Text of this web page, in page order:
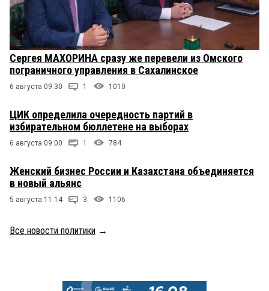
Сергея МАХОРИНА сразу же перевели из Омского
пограничного управления в Сахалинское
6 августа 09:30 1 1010
ЦИК определила очередность партий в
избирательном бюллетене на выборах
6 августа 09:00 1 784
Женский бизнес России и Казахстана объединяется
в новый альянс
5 августа 11:14 3 1106
Все новости политики →